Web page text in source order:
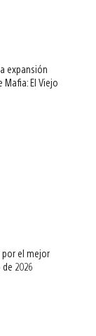
expansión
El Viejo
por el mejor
2026